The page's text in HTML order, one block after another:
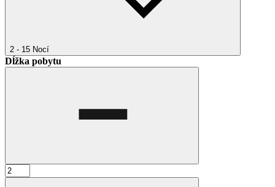
2 - 15 Nocí
Dĺžka pobytu